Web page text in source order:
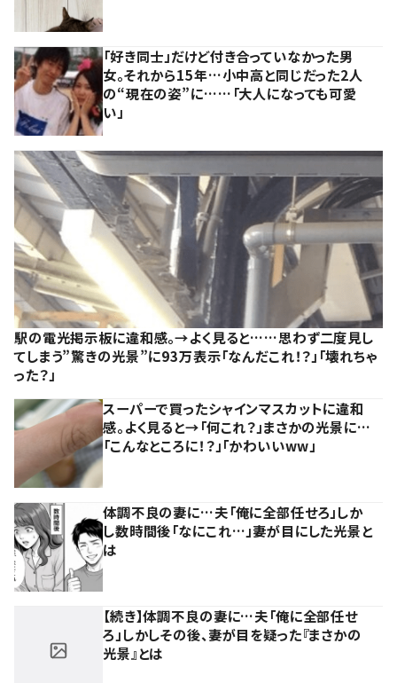
「好き同士」だけど付き合っていなかった男
女。それから15年…小中高と同じだった2人
の“現在の姿”に……「大人になっても可愛
い」
駅の電光掲示板に違和感。→よく見ると……思わず二度見し
てしまう”驚きの光景”に93万表示「なんだこれ！？」「壊れちゃ
った？」
スーパーで買ったシャインマスカットに違和
感。よく見ると→「何これ？」まさかの光景に…
「こんなところに！？」「かわいいww」
体調不良の妻に…夫「俺に全部任せろ」しか
し数時間後「なにこれ…」妻が目にした光景と
は
【続き】体調不良の妻に…夫「俺に全部任せ
ろ」しかしその後、妻が目を疑った『まさかの
光景』とは